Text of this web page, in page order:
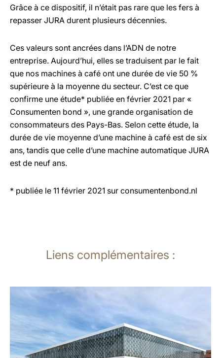
Grâce à ce dispositif, il n’était pas rare que les fers à
repasser JURA durent plusieurs décennies.
Ces valeurs sont ancrées dans l’ADN de notre
entreprise. Aujourd’hui, elles se traduisent par le fait
que nos machines à café ont une durée de vie 50 %
supérieure à la moyenne du secteur. C’est ce que
confirme une étude* publiée en février 2021 par «
Consumenten bond », une grande organisation de
consommateurs des Pays-Bas. Selon cette étude, la
durée de vie moyenne d’une machine à café est de six
ans, tandis que celle d’une machine automatique JURA
est de neuf ans.
* publiée le 11 février 2021 sur consumentenbond.nl
Liens complémentaires :
plus